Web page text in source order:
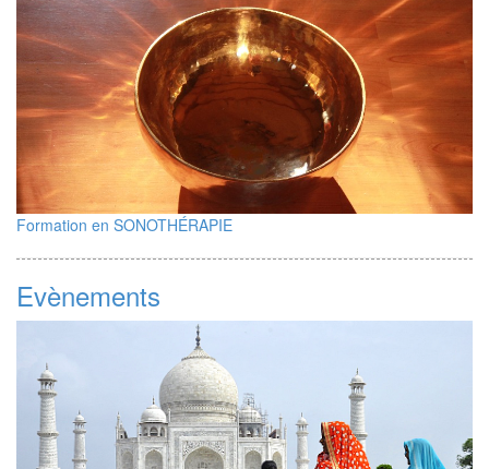
Formation en SONOTHÉRAPIE
Evènements